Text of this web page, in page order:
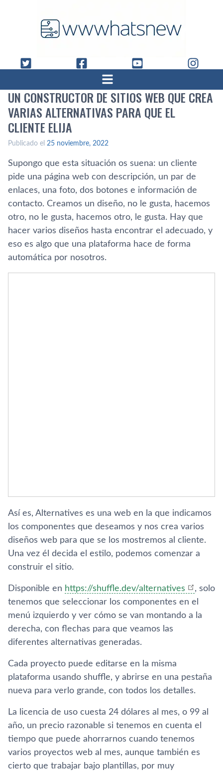
UN CONSTRUCTOR DE SITIOS WEB QUE CREA
VARIAS ALTERNATIVAS PARA QUE EL
CLIENTE ELIJA
Publicado el 25 noviembre, 2022
Supongo que esta situación os suena: un cliente
pide una página web con descripción, un par de
enlaces, una foto, dos botones e información de
contacto. Creamos un diseño, no le gusta, hacemos
otro, no le gusta, hacemos otro, le gusta. Hay que
hacer varios diseños hasta encontrar el adecuado, y
eso es algo que una plataforma hace de forma
automática por nosotros.
Así es, Alternatives es una web en la que indicamos
los componentes que deseamos y nos crea varios
diseños web para que se los mostremos al cliente.
Una vez él decida el estilo, podemos comenzar a
construir el sitio.
Disponible en https://shuffle.dev/alternatives
, solo
tenemos que seleccionar los componentes en el
menú izquierdo y ver cómo se van montando a la
derecha, con flechas para que veamos las
diferentes alternativas generadas.
Cada proyecto puede editarse en la misma
plataforma usando shuffle, y abrirse en una pestaña
nueva para verlo grande, con todos los detalles.
La licencia de uso cuesta 24 dólares al mes, o 99 al
año, un precio razonable si tenemos en cuenta el
tiempo que puede ahorrarnos cuando tenemos
varios proyectos web al mes, aunque también es
cierto que trabajar bajo plantillas, por muy